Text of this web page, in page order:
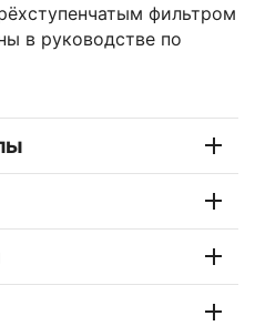
фильтром
в руководстве по